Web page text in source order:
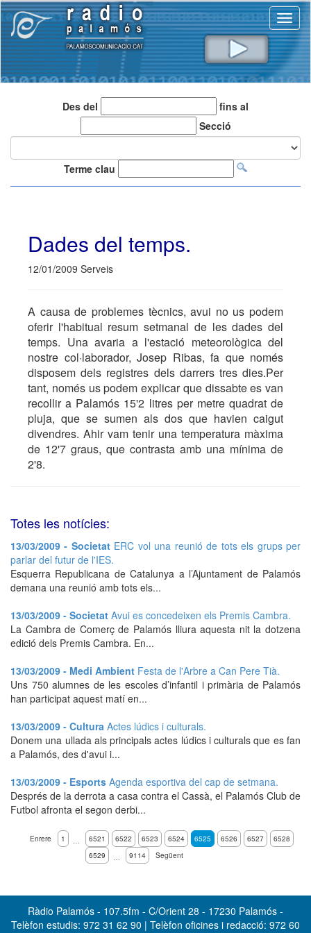
Des del
fins al
Secció
Terme clau
Dades del temps.
12/01/2009 Serveis
A causa de problemes tècnics, avui no us podem
oferir l'habitual resum setmanal de les dades del
temps. Una avaria a l'estació meteorològica del
nostre col·laborador, Josep Ribas, fa que només
disposem dels registres dels darrers tres dies.Per
tant, només us podem explicar que dissabte es van
recollir a Palamós 15'2 litres per metre quadrat de
pluja, que se sumen als dos que havien caigut
divendres. Ahir vam tenir una temperatura màxima
de 12'7 graus, que contrasta amb una mínima de
2'8.
Totes les notícies:
13/03/2009 - Societat ERC vol una reunió de tots els grups per
parlar del futur de l'IES.
Esquerra Republicana de Catalunya a l’Ajuntament de Palamós
demana una reunió amb tots els...
13/03/2009 - Societat Avui es concedeixen els Premis Cambra.
La Cambra de Comerç de Palamós lliura aquesta nit la dotzena
edició dels Premis Cambra. En...
13/03/2009 - Medi Ambient Festa de l'Arbre a Can Pere Tià.
Uns 750 alumnes de les escoles d’infantil i primària de Palamós
han participat aquest matí en...
13/03/2009 - Cultura Actes lúdics i culturals.
Donem una ullada als principals actes lúdics i culturals que es fan
a Palamós, des d'avui i...
13/03/2009 - Esports Agenda esportiva del cap de setmana.
Després de la derrota a casa contra el Cassà, el Palamós Club de
Futbol afronta el segon derbi...
Enrere 1 … 6521 6522 6523 6524 6525 6526 6527
6528
6529
… 9114 Següent
Ràdio Palamós - 107.5fm - C/Orient 28 - 17230 Palamós -
Telèfon estudis: 972 31 62 90 | Telèfon oficines i redacció: 972 60